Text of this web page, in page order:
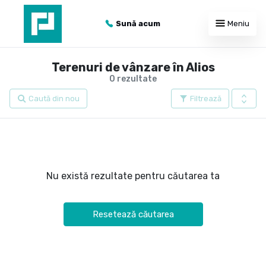
Sună acum Meniu
0 rezultate
Terenuri de vânzare în Alios
Filtrează
Caută din nou
Nu există rezultate pentru căutarea ta
Resetează căutarea